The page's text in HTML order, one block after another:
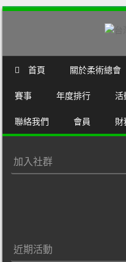
MENU
SKIP TO CONTENT
首頁 關於柔術總會
賽事 年度排行 活
聯絡我們 會員 財
加入社群
近期活動